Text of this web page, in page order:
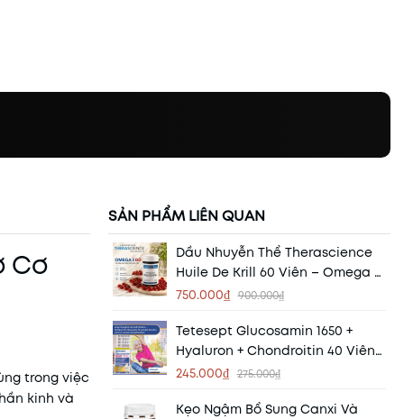
Cơ
trong việc
kinh và
SẢN PHẨM LIÊN QUAN
Dầu Nhuyễn Thể Therascience
Huile De Krill 60 Viên – Omega 3
Hấp Thu Vượt Trội Từ
750.000₫ 900.000₫
Tetesept Glucosamin 1650 +
Hyaluron + Chondroitin 40 Viên
Đức – Hỗ Trợ Xương Khớp Khỏe
245.000₫ 275.000₫
Kẹo Ngậm Bổ Sung Canxi Và